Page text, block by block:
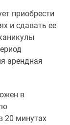
приобрести
и сдавать ее
арендная
в
20 минутах